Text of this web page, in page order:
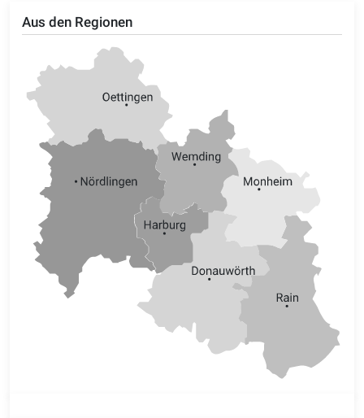
Aus den Regionen